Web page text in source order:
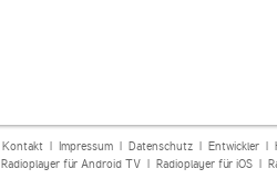
Kontakt| Impressum| Datenschutz| Entwickler|
Radioplayer für Android TV| Radioplayer für iOS|